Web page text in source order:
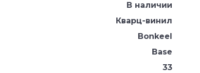
В наличии
Кварц-винил
Bonkeel
Base
33